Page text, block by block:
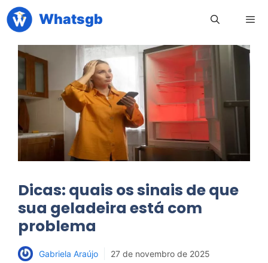
Pular
para
conteúdo
Whatsgb
Dicas: quais os sinais de que
sua geladeira está com
problema
Gabriela Araújo 27 de novembro de 2025